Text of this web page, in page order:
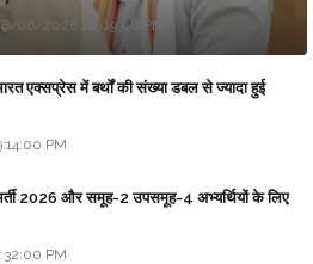
8/06/2026 10:09:00 PM
एक्सप्रेस में बर्थों की संख्या डबल से ज्यादा हुई
PM
2026 और समूह-2 उपसमूह-4 अभ्यर्थियों के लिए
PM